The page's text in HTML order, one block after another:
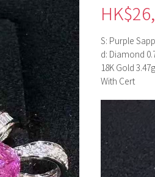
HK$
S: Purple
d: Diamond
18K Gold 3.47g
With Cert
放
器